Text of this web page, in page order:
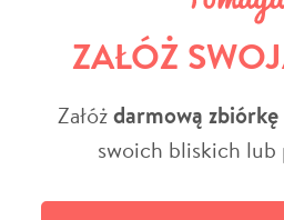
ZAŁÓŻ
Załóżdarmową zbiórkę
swoich bliskich